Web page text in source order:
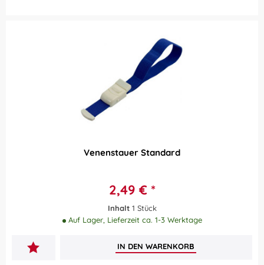
Venenstauer Standard
2,49 € *
Inhalt 1 Stück
Auf Lager, Lieferzeit ca. 1-3 Werktage
IN DEN WARENKORB